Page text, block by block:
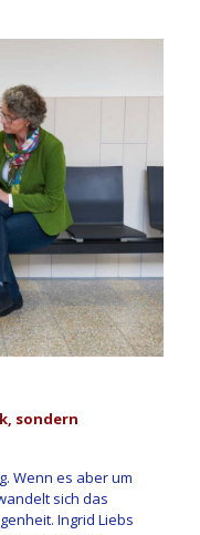
sondern
Wenn es aber um
sich das
Ingrid Liebs